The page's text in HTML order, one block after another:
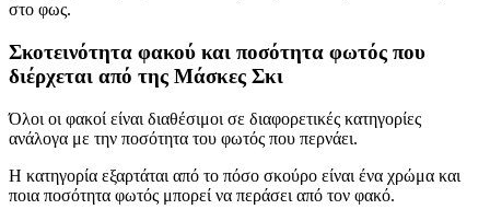
στο φως.
Σκοτεινότητα φακού και ποσότητα φωτός που
διέρχεται από της Μάσκες Σκι
Όλοι οι φακοί είναι διαθέσιμοι σε διαφορετικές κατηγορίες
ανάλογα με την ποσότητα του φωτός που περνάει.
Η κατηγορία εξαρτάται από το πόσο σκούρο είναι ένα χρώμα και
ποια ποσότητα φωτός μπορεί να περάσει από τον φακό.